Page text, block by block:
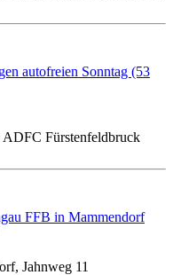
autofreien Sonntag (53
ADFC Fürstenfeldbruck
FFB in Mammendorf
Jahnweg 11